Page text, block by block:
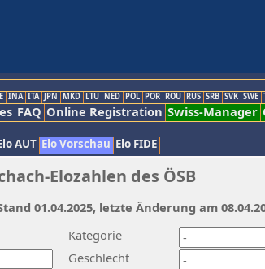
INA ITA JPN MKD LTU NED POL POR ROU RUS SRB SVK SWE
FAQ Online Registration Swiss-Manager
AUT Elo Vorschau Elo FIDE
Elozahlen des ÖSB
Kategorie
Geschlecht
01.04.2025, letzte Änderung am